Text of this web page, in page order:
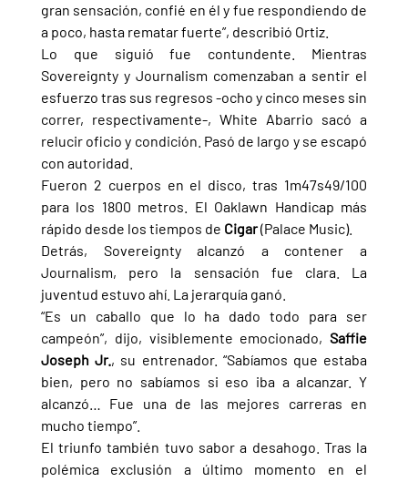
gran sensación, confié en él y fue respondiendo de
a poco, hasta rematar fuerte”, describió Ortiz.
Lo que siguió fue contundente. Mientras
Sovereignty y Journalism comenzaban a sentir el
esfuerzo tras sus regresos -ocho y cinco meses sin
correr, respectivamente-, White Abarrio sacó a
relucir oficio y condición. Pasó de largo y se escapó
con autoridad.
Fueron 2 cuerpos en el disco, tras 1m47s49/100
para los 1800 metros. El Oaklawn Handicap más
rápido desde los tiempos de Cigar (Palace Music).
Detrás, Sovereignty alcanzó a contener a
Journalism, pero la sensación fue clara. La
juventud estuvo ahí. La jerarquía ganó.
“Es un caballo que lo ha dado todo para ser
campeón”, dijo, visiblemente emocionado, Saffie
Joseph Jr., su entrenador. “Sabíamos que estaba
bien, pero no sabíamos si eso iba a alcanzar. Y
alcanzó… Fue una de las mejores carreras en
mucho tiempo”.
El triunfo también tuvo sabor a desahogo. Tras la